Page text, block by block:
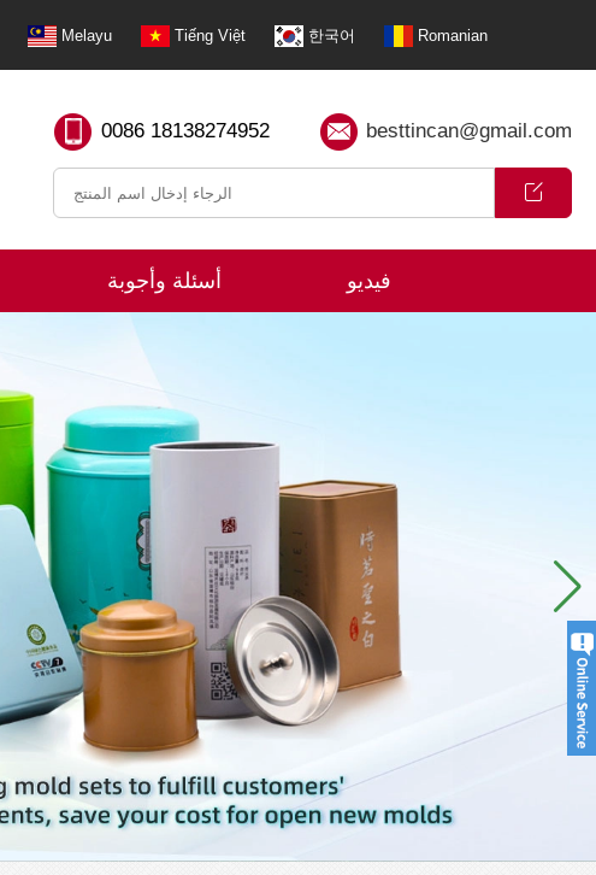
Melayu Tiếng Việt 한국어 Romanian
0086 18138274952 besttincan@gmail.com
أسئلة وأجوبة فيديو